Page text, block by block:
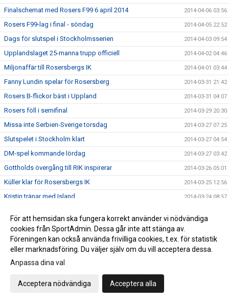
Finalschemat med Rosers F99 6 april 2014 2014-04-06 03:56
Rosers F99-lag i final - söndag 2014-04-05 22:52
Dags för slutspel i Stockholmsserien 2014-04-03 09:54
Upplandslaget 25-manna trupp officiell 2014-04-02 04:46
Miljonaffär till Rosersbergs IK 2014-04-01 03:44
Fanny Lundin spelar för Rosersberg 2014-03-31 21:42
Rosers B-flickor bäst i Uppland 2014-03-31 04:07
Rosers föll i semifinal 2014-03-29 20:30
Missa inte Serbien-Sverige torsdag 2014-03-27 07:25
Slutspelet i Stockholm klart 2014-03-27 04:54
DM-spel kommande lördag 2014-03-27 03:42
Gottholds övergång till RIK inspirerar 2014-03-26 05:01
Küller klar för Rosersbergs IK 2014-03-25 12:56
Kristin tränar med Island 2014-03-24 08:57
Hellström svarade för succé när RIK vann
"Sista grundseriematcherna söndag" 2014-03-23 04:54
Fullträff mot Skånela IF för Rosers-tjejer 2014-03-23 04:44
Rosersberg tar en hedrande tredje plats
Spelschemat för DM klart
För att hemsidan ska fungera korrekt använder vi nödvändiga
cookies från SportAdmin. Dessa går inte att stänga av.
Föreningen kan också använda frivilliga cookies, t.ex. för statistik
eller marknadsföring. Du väljer själv om du vill acceptera dessa.
Anpassa dina val
Acceptera nödvändiga Acceptera alla